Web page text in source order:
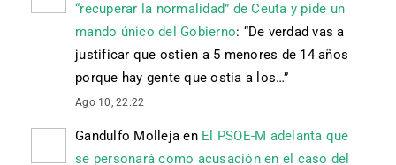
“recuperar la normalidad” de Ceuta y pide un
mando único del Gobierno: “De verdad vas a
justificar que ostien a 5 menores de 14 años
porque hay gente que ostia a los…”
Ago 10, 22:22
Gandulfo Molleja en El PSOE-M adelanta que
se personará como acusación en el caso del